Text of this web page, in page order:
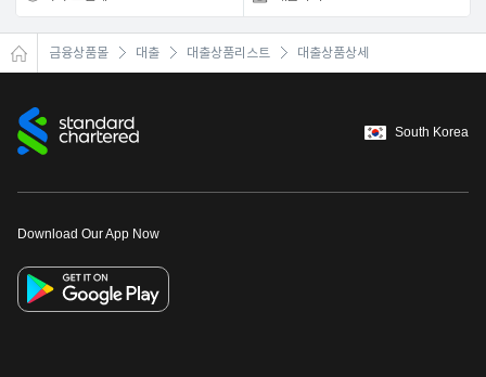
일뱅
킹레
창 닫
금융상품몰 대출 대출상품리스트 대출상품상세
South Korea
Download Our App Now